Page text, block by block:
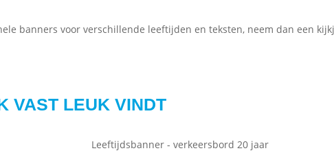
banners voor verschillende leeftijden en teksten, neem dan een
VAST LEUK VINDT